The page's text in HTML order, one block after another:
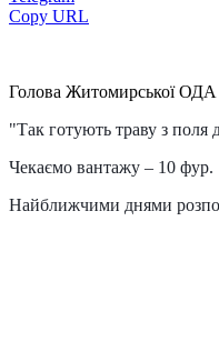
Copy URL
Голова Житомирської ОДА
"Так готують траву з поля
Чекаємо вантажу – 10 фур.
Найближчими днями